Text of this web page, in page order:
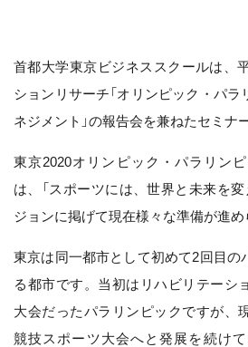
首都大学東京ビジネススクールは、
ションリサーチ「オリンピック・パ
ネジメント」の報告会を兼ねたセミナ
東京2020オリンピック・パラリン
は、「スポーツには、世界と未来を
ジョンに掲げて現在様々な準備が進め
東京は同一都市として初めて2回目の
る都市です。当初はリハビリテーシ
大会だったパラリンピックですが、
競技スポーツ大会へと発展を続け